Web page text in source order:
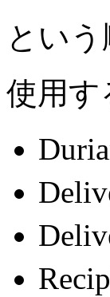
とい
使用す